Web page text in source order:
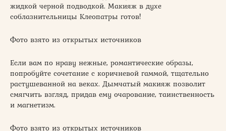
жидкой черной подводкой. Макияж в духе
соблазнительницы Клеопатры готов!
Фото взято из открытых источников
Если вам по нраву нежные, романтические образы,
попробуйте сочетание с коричневой гаммой, тщательно
растушеванной на веках. Дымчатый макияж позволит
смягчить взгляд, придав ему очарование, таинственность
и магнетизм.
Фото взято из открытых источников